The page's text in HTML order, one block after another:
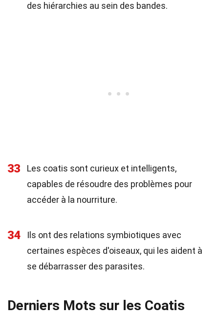
des hiérarchies au sein des bandes.
33
Les coatis sont curieux et intelligents,
capables de résoudre des problèmes pour
accéder à la nourriture.
34
Ils ont des relations symbiotiques avec
certaines espèces d'oiseaux, qui les aident à
se débarrasser des parasites.
Derniers Mots sur les Coatis